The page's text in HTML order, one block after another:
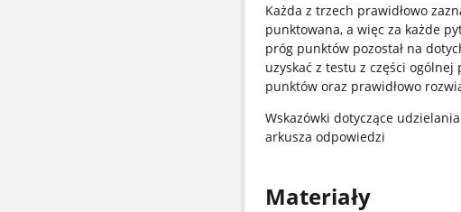
Każda z trzech prawidłowo
punktowana, a więc za każde
próg punktów pozostał na
uzyskać z testu z części
punktów oraz prawidłowo
Wskazówki dotyczące
arkusza odpowiedzi
Materiały